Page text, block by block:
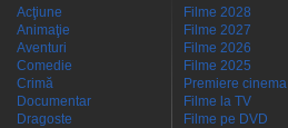
Acţiune
Animaţie
Aventuri
Comedie
Crimă
Documentar
Dragoste
Filme 2028
Filme 2027
Filme 2026
Filme 2025
Premiere cinema
Filme la TV
Filme pe DVD